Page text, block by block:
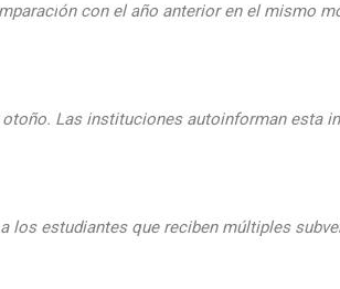
ón con el año anterior en el mismo
otoño. Las instituciones autoinforman esta
estudiantes que reciben múltiples